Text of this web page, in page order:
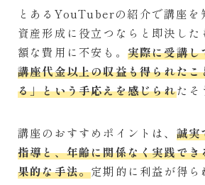
とあるYouTuberの紹介で講座を
資産形成に役立つならと即決した
額な費用に不安も。 実際に受講
講座代金以上の収益も得られた
る」という手応えを感じられたそ
講座のおすすめポイントは、 誠実
指導と、年齢に関係なく実践で
果的な手法。定期的に利益が得ら